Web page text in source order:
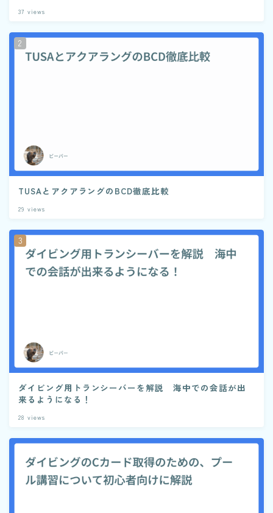
37 views
TUSAとアクアラングのBCD徹底比較
29 views
ダイビング用トランシーバーを解説 海中での会話が出
来るようになる！
28 views